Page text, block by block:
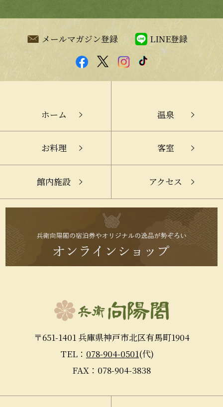
メールマガジン登録 LINE登録
ホーム 温泉
お料理 客室
館内施設 アクセス
〒651-1401 兵庫県神戸市北区有馬町1904
TEL： 078-904-0501(代)
FAX：078-904-3838